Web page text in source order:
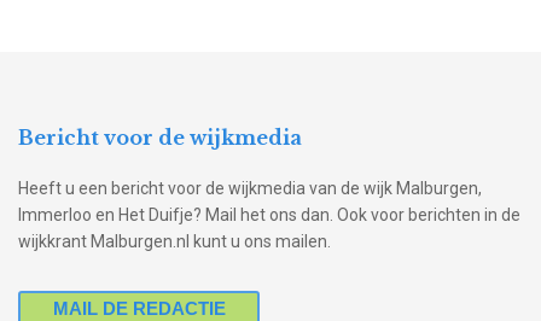
Bericht voor de wijkmedia
Heeft u een bericht voor de wijkmedia van de wijk Malburgen,
Immerloo en Het Duifje? Mail het ons dan. Ook voor berichten in de
wijkkrant Malburgen.nl kunt u ons mailen.
MAIL DE REDACTIE